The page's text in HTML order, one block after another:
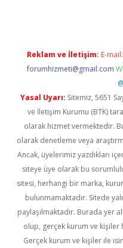
Reklam ve İletişim: E-mail:
forumhizmeti@gmail.com
Yasal Uyarı: Sitemiz, 5651
ve İletişim Kurumu (BTK)
olarak hizmet vermektedir.
olarak denetleme veya
Ancak, üyelerimiz yazdıkları
siteye üye olarak bu
sitesi, herhangi bir marka,
bulunmamaktadır. Sitede
paylaşılmaktadır. Burada yer
olup, gerçek kurum ve kişiler
Gerçek kurum ve kişiler ile